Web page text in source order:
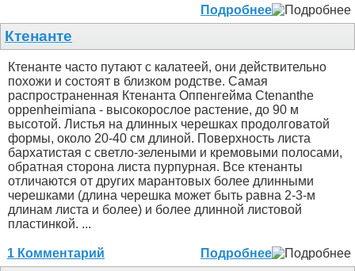
Подробнее
Ктенанте
Ктенанте часто путают с калатеей, они действительно
похожи и состоят в близком родстве. Самая
распространенная Ктенанта Оппенгейма Ctenanthe
oppenheimiana - высокорослое растение, до 90 м
высотой. Листья на длинных черешках продолговатой
формы, около 20-40 см длиной. Поверхность листа
бархатистая с светло-зелеными и кремовыми полосами,
обратная сторона листа пурпурная. Все ктенанты
отличаются от других марантовых более длинными
черешками (длина черешка может быть равна 2-3-м
длинам листа и более) и более длинной листовой
пластинкой. ...
1 Комментарий Подробнее